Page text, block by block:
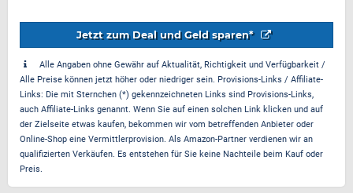
Jetzt zum Deal und Geld sparen*
Alle Angaben ohne Gewähr auf Aktualität, Richtigkeit und Verfügbarkeit /
Alle Preise können jetzt höher oder niedriger sein. Provisions-Links / Affiliate-
Links: Die mit Sternchen (*) gekennzeichneten Links sind Provisions-Links,
auch Affiliate-Links genannt. Wenn Sie auf einen solchen Link klicken und auf
der Zielseite etwas kaufen, bekommen wir vom betreffenden Anbieter oder
Online-Shop eine Vermittlerprovision. Als Amazon-Partner verdienen wir an
qualifizierten Verkäufen. Es entstehen für Sie keine Nachteile beim Kauf oder
Preis.